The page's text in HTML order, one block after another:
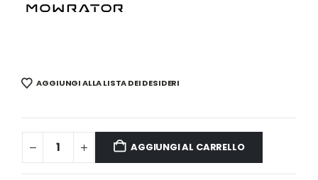
AGGIUNGI ALLA LISTA DEI DESIDERI
AGGIUNGI AL CARRELLO